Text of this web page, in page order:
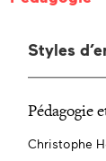
Styles
Pédagogie
Christophe